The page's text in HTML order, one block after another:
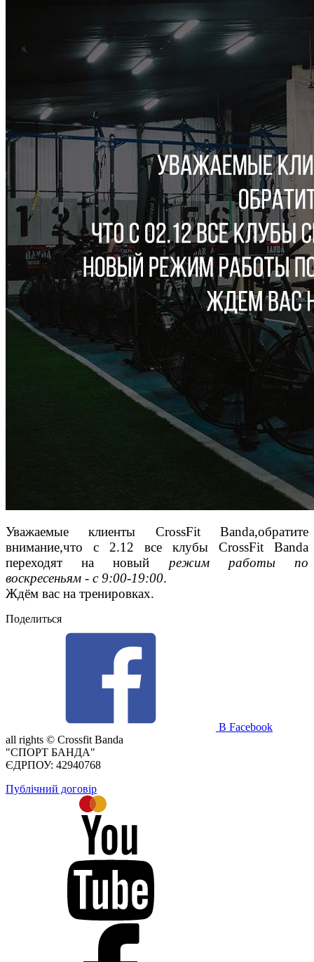
Уважаемые клиенты CrossFit Banda,обратите
внимание,что с 2.12 все клубы CrossFit Banda
переходят на новый режим работы по
воскресеньям - с 9:00-19:00.
Ждём вас на тренировках.
Поделиться
В Facebook
all rights © Crossfit Banda
"СПОРТ БАНДА"
ЄДРПОУ: 42940768
Публічний договір